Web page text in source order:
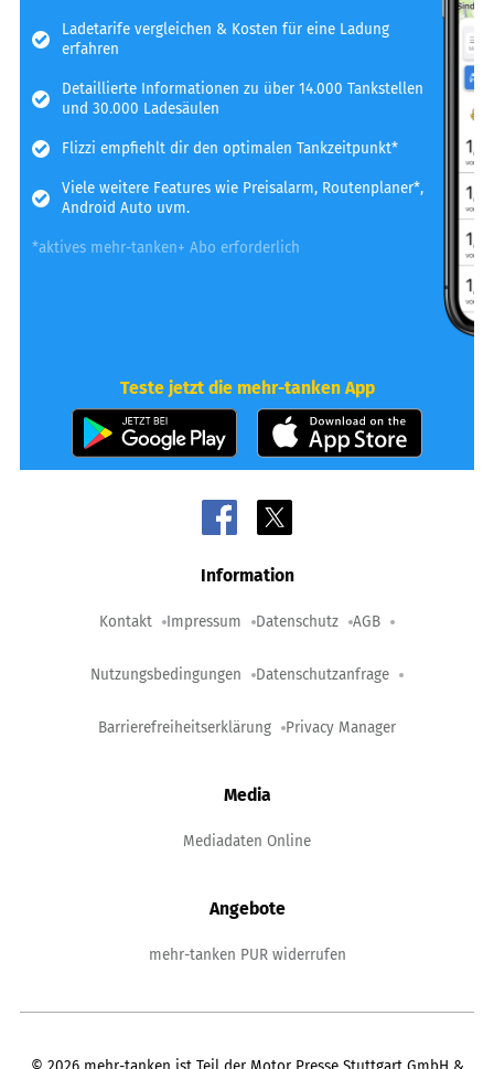
Ladetarife vergleichen & Kosten für eine Ladung
erfahren
Detaillierte Informationen zu über 14.000 Tankstellen
und 30.000 Ladesäulen
Flizzi empfiehlt dir den optimalen Tankzeitpunkt*
Viele weitere Features wie Preisalarm, Routenplaner*,
Android Auto uvm.
*aktives mehr-tanken+ Abo erforderlich
Teste jetzt die mehr-tanken App
Information
Kontakt Impressum Datenschutz AGB
Nutzungsbedingungen Datenschutzanfrage
Barrierefreiheitserklärung Privacy Manager
Media
Mediadaten Online
Angebote
mehr-tanken PUR widerrufen